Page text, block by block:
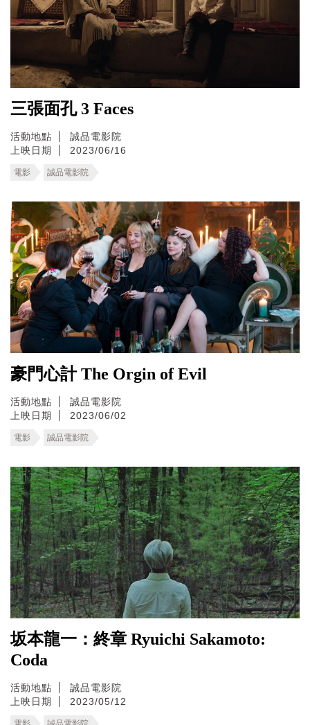
三張面孔 3 Faces
活動地點
誠品電影院
上映日期
2023/06/16
電影 誠品電影院
豪門心計 The Orgin of Evil
活動地點
誠品電影院
上映日期
2023/06/02
電影 誠品電影院
坂本龍一：終章 Ryuichi Sakamoto:
Coda
活動地點
誠品電影院
上映日期
2023/05/12